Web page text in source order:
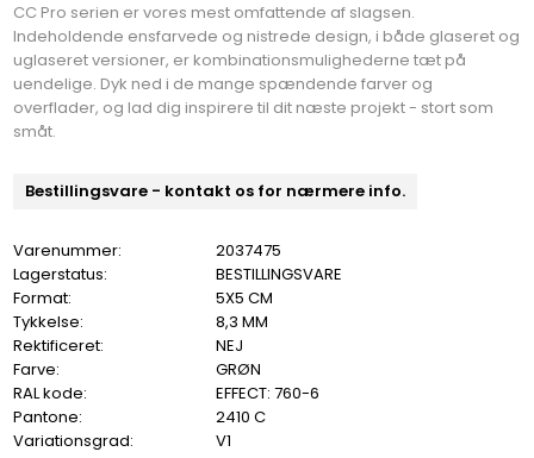
CC Pro serien er vores mest omfattende af slagsen.
Indeholdende ensfarvede og nistrede design, i både glaseret og
uglaseret versioner, er kombinationsmulighederne tæt på
uendelige. Dyk ned i de mange spændende farver og
overflader, og lad dig inspirere til dit næste projekt - stort som
småt.
Bestillingsvare - kontakt os for nærmere info.
Varenummer:
2037475
Lagerstatus:
BESTILLINGSVARE
Format:
5X5 CM
Tykkelse:
8,3 MM
Rektificeret:
NEJ
Farve:
GRØN
RAL kode:
EFFECT: 760-6
Pantone:
2410 C
Variationsgrad:
V1